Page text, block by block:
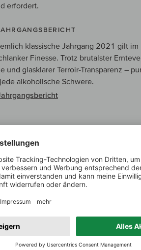
erfordert.
klassische Jahrgang 2021 gilt
Finesse. Trotz brutalster
und glasklarer Terroir-Transparenz –
alkoholische Schwere.
über:
Chambolle-Musigny Premier Cru
Chambolle-Musigny Les Noirots